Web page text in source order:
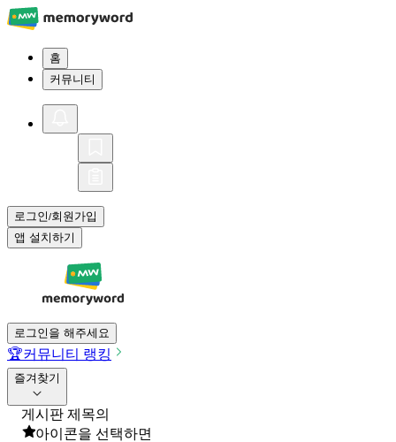
홈
커뮤니티
로그인/회원가입
앱 설치하기
로그인을 해주세요
🏆커뮤니티 랭킹
즐겨찾기
게시판 제목의
아이콘을 선택하면